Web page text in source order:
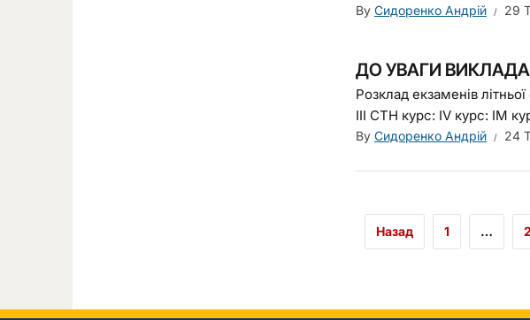
By Сидоренко Андрій 29
ДО УВАГИ
Розклад екзаменів
ІІІ СТН курс: IV курс: ІМ
By Сидоренко Андрій 24
Назад 1 …